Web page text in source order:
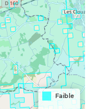
Faible